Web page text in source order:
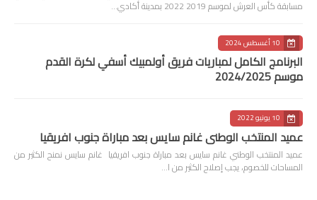
مسابقة كأس العرش لموسم 2019 2022 بمدينة أكادي…
10 أغسطس 2024
البرنامج الكامل لمباريات فريق أولمبيك أسفي لكرة القدم
موسم 2024/2025
10 يونيو 2022
عميد المنتخب الوطني غانم سايس بعد مباراة جنوب افريقيا
عميد المنتخب الوطني غانم سايس بعد مباراة جنوب افريقيا غانم سايس نمنح الكثير من
المساحات للخصوم، يجب إصلاح الكثير من ا…